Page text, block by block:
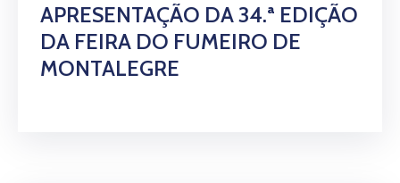
APRESENTAÇÃO DA 34.ª EDIÇÃO
DA FEIRA DO FUMEIRO DE
MONTALEGRE